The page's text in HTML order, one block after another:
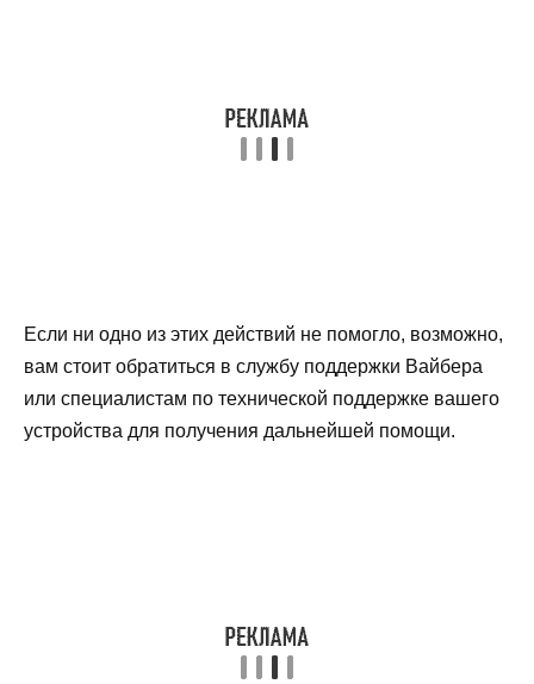
Если ни одно из этих действий не помогло, возможно,
вам стоит обратиться в службу поддержки Вайбера
или специалистам по технической поддержке вашего
устройства для получения дальнейшей помощи.